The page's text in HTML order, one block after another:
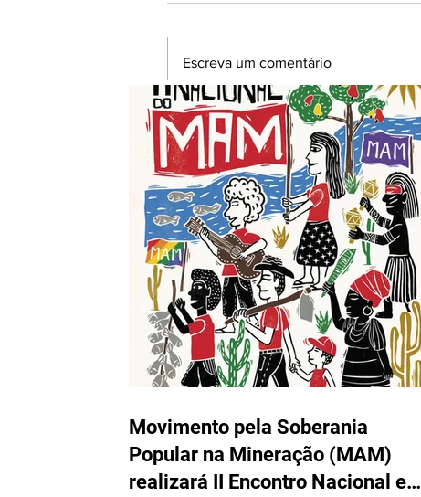
Movimento pela Soberania
Popular na Mineração (MAM)
realizará II Encontro Nacional
em Fortaleza-CE entre os
dias 24 e 28 de agosto
Escreva um comentário
Movimento pela Soberania
Popular na Mineração (MAM)
realizará II Encontro Nacional em